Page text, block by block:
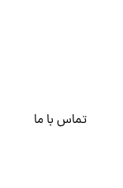
تماس با ما